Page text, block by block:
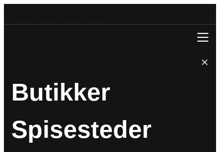
Butikker
Spisesteder